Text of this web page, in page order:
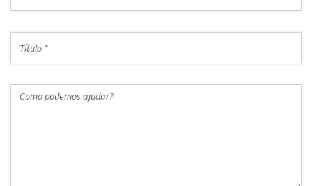
trabalho
Como